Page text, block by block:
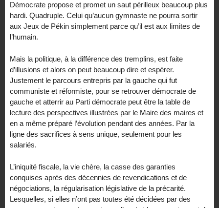
Démocrate propose et promet un saut périlleux beaucoup plus
hardi. Quadruple. Celui qu’aucun gymnaste ne pourra sortir
aux Jeux de Pékin simplement parce qu’il est aux limites de
l’humain.
Mais la politique, à la différence des tremplins, est faite
d’illusions et alors on peut beaucoup dire et espérer.
Justement le parcours entrepris par la gauche qui fut
communiste et réformiste, pour se retrouver démocrate de
gauche et atterrir au Parti démocrate peut être la table de
lecture des perspectives illustrées par le Maire des maires et
en a même préparé l’évolution pendant des années. Par la
ligne des sacrifices à sens unique, seulement pour les
salariés.
L’iniquité fiscale, la vie chère, la casse des garanties
conquises après des décennies de revendications et de
négociations, la régularisation législative de la précarité.
Lesquelles, si elles n’ont pas toutes été décidées par des